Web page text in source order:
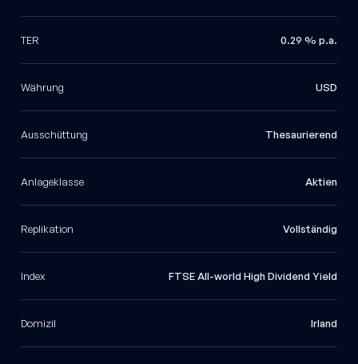
TER 0.29 % p.a.
Währung USD
Ausschüttung Thesaurierend
Anlageklasse Aktien
Replikation Vollständig
Index FTSE All-world High Dividend Yield
Domizil Irland